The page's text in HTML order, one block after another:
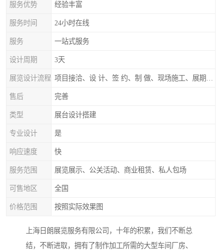
服务优势 经验丰富
服务时间 24小时在线
服务 一站式服务
设计周期 3天
展览设计流程
售后 完善
类型 展台设计搭建
专业设计 是
响应速度 快
服务范围 展览展示、公关活动、商业租赁、私人包场
可售地区 全国
价格范围 按照实际效果图
上海日朗展览服务有限公司，十年的积累，我们不断总
结，不断进取，拥有了制作加工所需的大型车间厂房、